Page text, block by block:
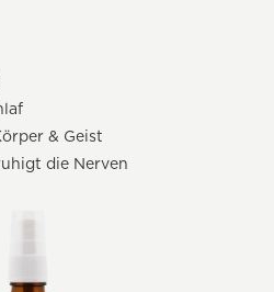
& Geist
die Nerven